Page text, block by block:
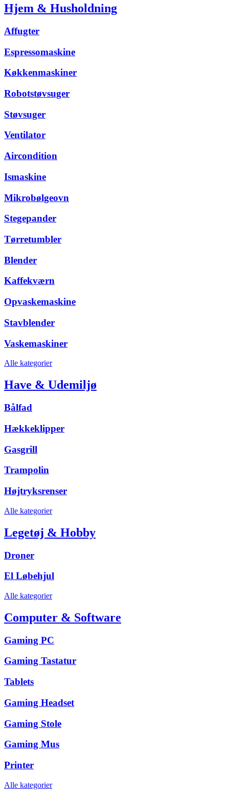
Hjem & Husholdning
Affugter
Espressomaskine
Køkkenmaskiner
Robotstøvsuger
Støvsuger
Ventilator
Aircondition
Ismaskine
Mikrobølgeovn
Stegepander
Tørretumbler
Blender
Kaffekværn
Opvaskemaskine
Stavblender
Vaskemaskiner
Alle kategorier
Have & Udemiljø
Bålfad
Hækkeklipper
Gasgrill
Trampolin
Højtryksrenser
Alle kategorier
Legetøj & Hobby
Droner
El Løbehjul
Alle kategorier
Computer & Software
Gaming PC
Gaming Tastatur
Tablets
Gaming Headset
Gaming Stole
Gaming Mus
Printer
Alle kategorier